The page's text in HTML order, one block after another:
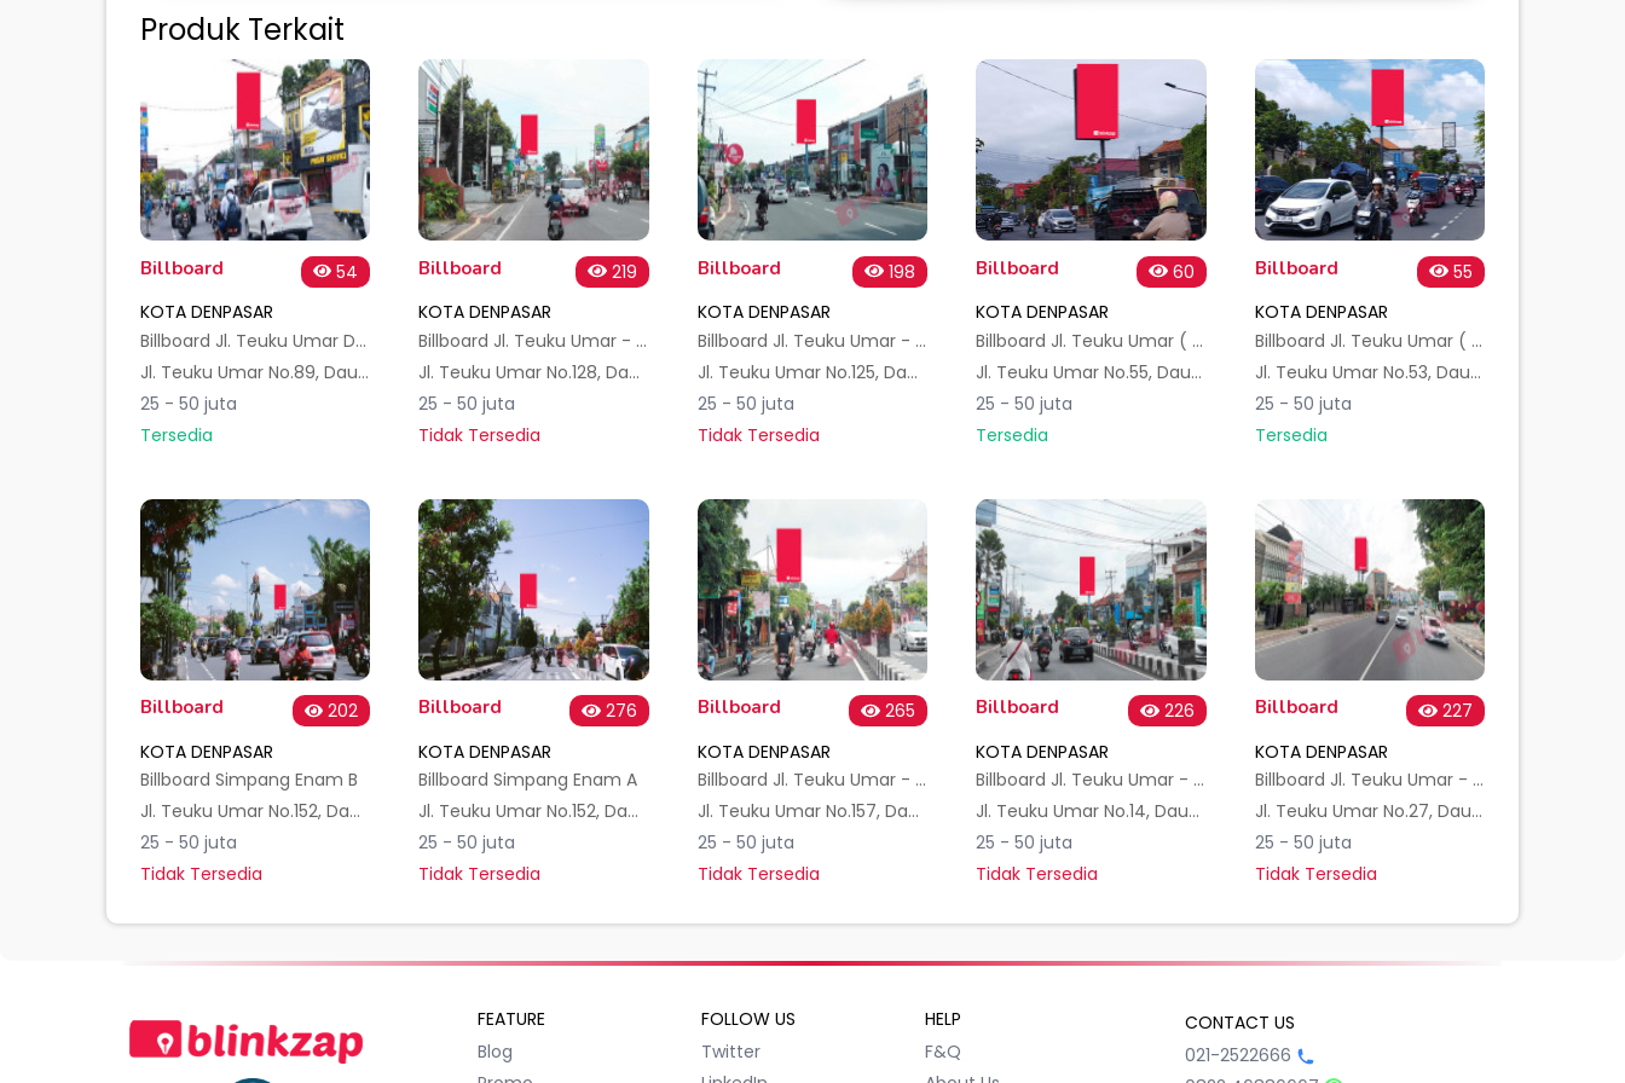
Produk Terkait
Billboard
54
KOTA DENPASAR
Billboard Jl. Teuku Umar Denpasar (BTC) B
Jl. Teuku Umar No.89, Dauh Puri Klod, Kec. Denpasar Bar., Kota Denpasar, Bali 80114, Indonesia
25 - 50 juta
Tersedia
Billboard
219
KOTA DENPASAR
Billboard Jl. Teuku Umar - Bali Permai 1 (Arah Imam Bonjol)
Jl. Teuku Umar No.128, Dauh Puri Kauh, Kec. Denpasar Bar., Kota Denpasar, Bali 80113, Indonesia
25 - 50 juta
Tidak Tersedia
Billboard
198
KOTA DENPASAR
Billboard Jl. Teuku Umar - Bali Permai 2 (Arah Diponegoro)
Jl. Teuku Umar No.125, Dauh Puri Klod, Kec. Denpasar Bar., Kota Denpasar, Bali 80113, Indonesia
25 - 50 juta
Tidak Tersedia
Billboard
60
KOTA DENPASAR
Billboard Jl. Teuku Umar ( Warung Cho - Cho ) B
Jl. Teuku Umar No.55, Dauh Puri Klod, Kec. Denpasar Bar., Kota Denpasar, Bali 80113, Indonesia
25 - 50 juta
Tersedia
Billboard
55
KOTA DENPASAR
Billboard Jl. Teuku Umar ( Warung Cho - Cho ) A
Jl. Teuku Umar No.53, Dauh Puri Kauh, Kec. Denpasar Bar., Kota Denpasar, Bali 80113, Indonesia
25 - 50 juta
Tersedia
Billboard
202
KOTA DENPASAR
Billboard Simpang Enam B
Jl. Teuku Umar No.152, Dauh Puri Kauh, Kec. Denpasar Bar., Kota Denpasar, Bali 80113, Indonesia
25 - 50 juta
Tidak Tersedia
Billboard
276
KOTA DENPASAR
Billboard Simpang Enam A
Jl. Teuku Umar No.152, Dauh Puri Kauh, Kec. Denpasar Bar., Kota Denpasar, Bali 80113, Indonesia
25 - 50 juta
Tidak Tersedia
Billboard
265
KOTA DENPASAR
Billboard Jl. Teuku Umar - Massage 1 (Arah Imam Bonjol)
Jl. Teuku Umar No.157, Dauh Puri Kauh, Kec. Denpasar Bar., Kota Denpasar, Bali 80113, Indonesia
25 - 50 juta
Tidak Tersedia
Billboard
226
KOTA DENPASAR
Billboard Jl. Teuku Umar - Massage 2 (Arah Simpang Enam)
Jl. Teuku Umar No.14, Dauh Puri Klod, Kec. Denpasar Bar., Kota Denpasar, Bali 80113, Indonesia
25 - 50 juta
Tidak Tersedia
Billboard
227
KOTA DENPASAR
Billboard Jl. Teuku Umar - Soto Madura 2 (Arah Diponegoro)
Jl. Teuku Umar No.27, Dauh Puri Klod, Kec. Denpasar Bar., Kota Denpasar, Bali 80113, Indonesia
25 - 50 juta
Tidak Tersedia
FEATURE
Blog
FOLLOW US
Twitter
HELP
F&Q
CONTACT US
021-2522666